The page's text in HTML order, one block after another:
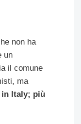
non ha
un
il comune
ma
Italy; più